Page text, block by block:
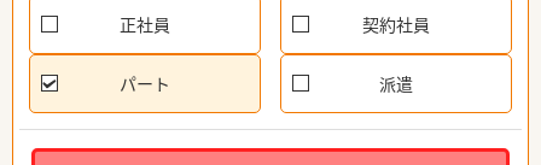
正社員 契約社員
パート 派遣